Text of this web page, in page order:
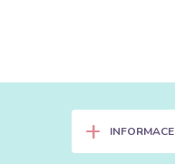
+ INFORMACE